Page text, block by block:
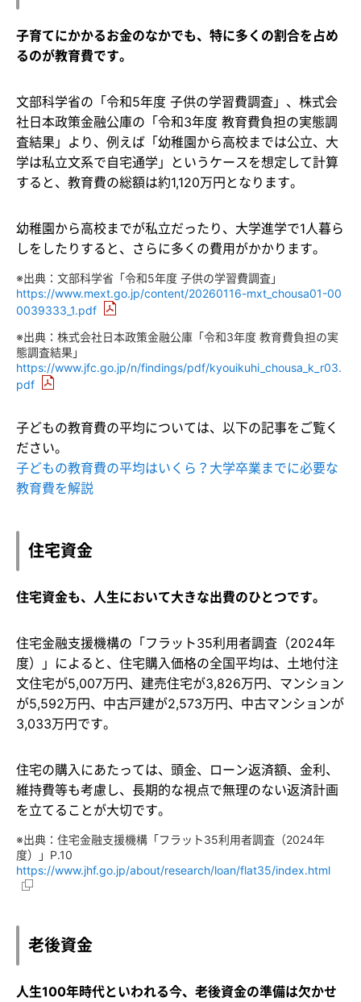
子育てにかかるお金のなかでも、特に多くの割合を占め
るのが教育費です。
文部科学省の「令和5年度 子供の学習費調査」、株式会
社日本政策金融公庫の「令和3年度 教育費負担の実態調
査結果」より、例えば「幼稚園から高校までは公立、大
学は私立文系で自宅通学」というケースを想定して計算
すると、教育費の総額は約1,120万円となります。
幼稚園から高校までが私立だったり、大学進学で1人暮ら
しをしたりすると、さらに多くの費用がかかります。
※出典：文部科学省「令和5年度 子供の学習費調査」
https://www.mext.go.jp/content/20260116-mxt_chousa01-00
0039333_1.pdf
※出典：株式会社日本政策金融公庫「令和3年度 教育費負担の実
態調査結果」
https://www.jfc.go.jp/n/findings/pdf/kyouikuhi_chousa_k_r03.
pdf
子どもの教育費の平均については、以下の記事をご覧く
ださい。
子どもの教育費の平均はいくら？大学卒業までに必要な
教育費を解説
住宅資金
住宅資金も、人生において大きな出費のひとつです。
住宅金融支援機構の「フラット35利用者調査（2024年
度）」によると、住宅購入価格の全国平均は、土地付注
文住宅が5,007万円、建売住宅が3,826万円、マンション
が5,592万円、中古戸建が2,573万円、中古マンションが
3,033万円です。
住宅の購入にあたっては、頭金、ローン返済額、金利、
維持費等も考慮し、長期的な視点で無理のない返済計画
を立てることが大切です。
※出典：住宅金融支援機構「フラット35利用者調査（2024年
度）」P.10
https://www.jhf.go.jp/about/research/loan/flat35/index.html
老後資金
人生100年時代といわれる今、老後資金の準備は欠かせ